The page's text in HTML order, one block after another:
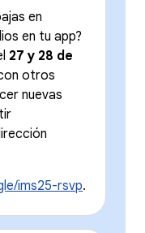
en
en tu app?
27 y 28 de
otros
nuevas
ims25-rsvp.